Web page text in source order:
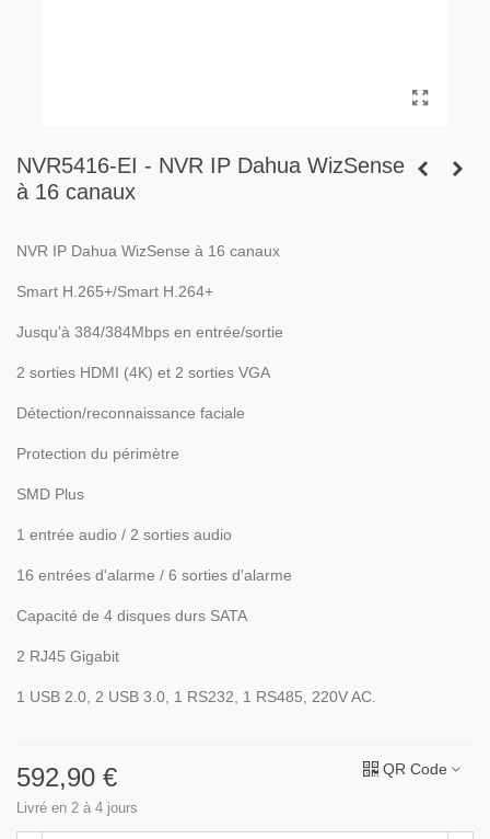
NVR5416-EI - NVR IP Dahua WizSense
à 16 canaux
NVR IP Dahua WizSense à 16 canaux
Smart H.265+/Smart H.264+
Jusqu'à 384/384Mbps en entrée/sortie
2 sorties HDMI (4K) et 2 sorties VGA
Détection/reconnaissance faciale
Protection du périmètre
SMD Plus
1 entrée audio / 2 sorties audio
16 entrées d'alarme / 6 sorties d'alarme
Capacité de 4 disques durs SATA
2 RJ45 Gigabit
1 USB 2.0, 2 USB 3.0, 1 RS232, 1 RS485, 220V AC.
592,90 €
Livré en 2 à 4 jours
QR Code